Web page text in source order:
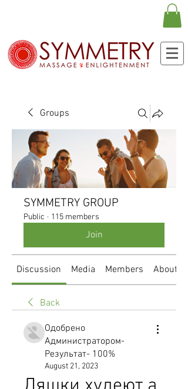
Groups
SYMMETRY GROUP
Public · 115 members
Join
Discussion Media Members About
Back
Одобрено
Администратором-
Результат- 100%
August 21, 2023